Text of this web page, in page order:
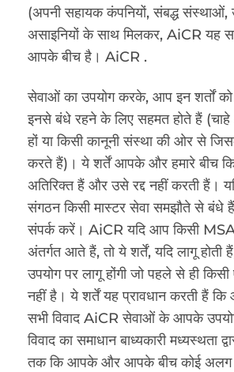
(अपनी सहायक कंपनियों, संबद्ध संस्थाओं,
असाइनियों के साथ मिलकर, AiCR यह
आपके बीच है। AiCR .
सेवाओं का उपयोग करके, आप इन शर्तों
इनसे बंधे रहने के लिए सहमत होते हैं
हों या किसी कानूनी संस्था की ओर से
करते हैं)। ये शर्तें आपके और हमारे बीच
अतिरिक्त हैं और उसे रद्द नहीं करती हैं।
संगठन किसी मास्टर सेवा समझौते से बंधे
संपर्क करें। AiCR यदि आप किसी
अंतर्गत आते हैं, तो ये शर्तें, यदि लागू
उपयोग पर लागू होंगी जो पहले से ही किसी
नहीं है। ये शर्तें यह प्रावधान करती हैं
सभी विवाद AiCR सेवाओं के आपके
विवाद का समाधान बाध्यकारी मध्यस्थता
तक कि आपके और आपके बीच कोई अलग